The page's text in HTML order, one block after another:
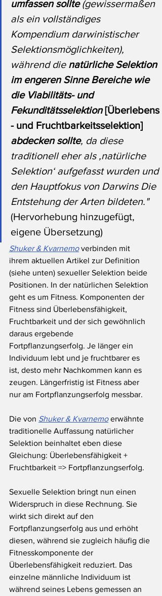
umfassen sollte (gewissermaßen
als ein vollständiges
Kompendium darwinistischer
Selektionsmöglichkeiten),
während die natürliche Selektion
im engeren Sinne Bereiche wie
die Viabilitäts- und
Fekunditätsselektion [Überlebens
- und Fruchtbarkeitsselektion]
abdecken sollte, da diese
traditionell eher als ‚natürliche
Selektion‘ aufgefasst wurden und
den Hauptfokus von Darwins Die
Entstehung der Arten bildeten."
(Hervorhebung hinzugefügt,
eigene Übersetzung)
Shuker & Kvarnemo verbinden mit
ihrem aktuellen Artikel zur Definition
(siehe unten) sexueller Selektion beide
Positionen. In der natürlichen Selektion
geht es um Fitness. Komponenten der
Fitness sind Überlebensfähigkeit,
Fruchtbarkeit und der sich gewöhnlich
daraus ergebende
Fortpflanzungserfolg. Je länger ein
Individuum lebt und je fruchtbarer es
ist, desto mehr Nachkommen kann es
zeugen. Längerfristig ist Fitness aber
nur am Fortpflanzungserfolg messbar.
Die von Shuker & Kvarnemo erwähnte
traditionelle Auffassung natürlicher
Selektion beinhaltet eben diese
Gleichung: Überlebensfähigkeit +
Fruchtbarkeit => Fortpflanzungserfolg.
Sexuelle Selektion bringt nun einen
Widerspruch in diese Rechnung. Sie
wirkt sich direkt auf den
Fortpflanzungserfolg aus und erhöht
diesen, während sie zugleich häufig die
Fitnesskomponente der
Überlebensfähigkeit reduziert. Das
einzelne männliche Individuum ist
während seines Lebens gemessen an